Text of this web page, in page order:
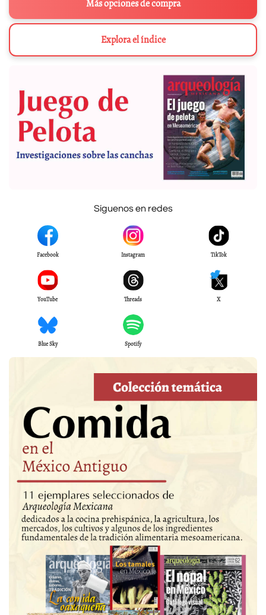
Más opciones de compra
Explora el índice
Síguenos en redes
Facebook Instagram TikTok
YouTube Threads X
Blue Sky Spotify